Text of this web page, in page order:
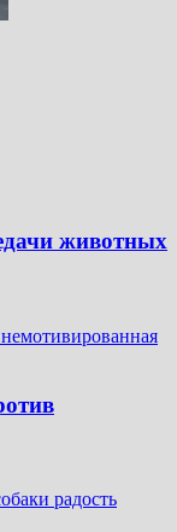
животных